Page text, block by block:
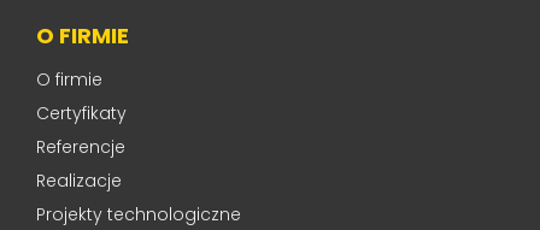
O FIRMIE
O firmie
Certyfikaty
Referencje
Realizacje
Projekty technologiczne